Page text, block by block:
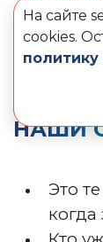
станция
долго и
НАШИ
Это
когда
На сайте
cookies.